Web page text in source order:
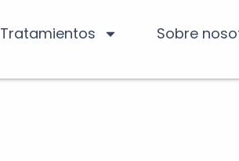
Tratamientos Sobre